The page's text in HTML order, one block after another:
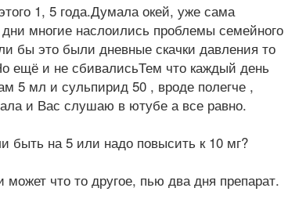
1, 5 года.Думала окей, уже сама
многие наслоились проблемы семейного
бы это были дневные скачки давления то
ещё и не сбивалисьТем что каждый день
5 мл и сульпирид 50 , вроде полегче ,
и Вас слушаю в ютубе а все равно.
быть на 5 или надо повысить к 10 мг?
что то другое, пью два дня препарат.